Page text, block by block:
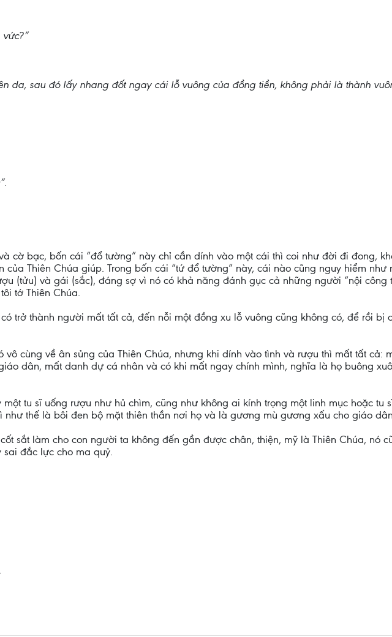
da, sau đó lấy nhang đốt ngay cái lỗ vuông của đồng tiền, không phải là thành
cờ bạc, bốn cái “đổ tường” này chỉ cần dính vào một cái thì coi như đời đi đong,
Thiên Chúa giúp. Trong bốn cái “tứ đổ tường” này, cái nào cũng nguy hiểm như
(tửu) và gái (sắc), đáng sợ vì nó có khả năng đánh gục cả những người “nội công
tớ Thiên Chúa.
trở thành người mất tất cả, đến nỗi một đồng xu lỗ vuông cũng không có, để rồi bị
cùng về ân sủng của Thiên Chúa, nhưng khi dính vào tình và rượu thì mất tất cả:
dân, mất danh dự cá nhân và có khi mất ngay chính mình, nghĩa là họ buông
tu sĩ uống rượu như hủ chìm, cũng như không ai kính trọng một linh mục hoặc tu
thế là bôi đen bộ mặt thiên thần nơi họ và là gương mù gương xấu cho giáo
sắt làm cho con người ta không đến gần được chân, thiện, mỹ là Thiên Chúa, nó
sai đắc lực cho ma quỷ.